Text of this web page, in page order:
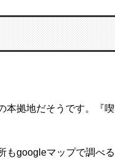
本拠地だそうです。『喫
もgoogleマップで調べる